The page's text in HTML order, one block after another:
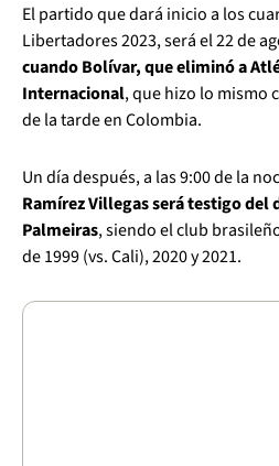
El partido que dará inicio a los
Libertadores 2023, será el 22 de
cuando Bolívar, que eliminó a
Internacional, que hizo lo mismo
de la tarde en Colombia.
Un día después, a las 9:00 de la
Ramírez Villegas será testigo del
Palmeiras, siendo el club
de 1999 (vs. Cali), 2020 y 2021.